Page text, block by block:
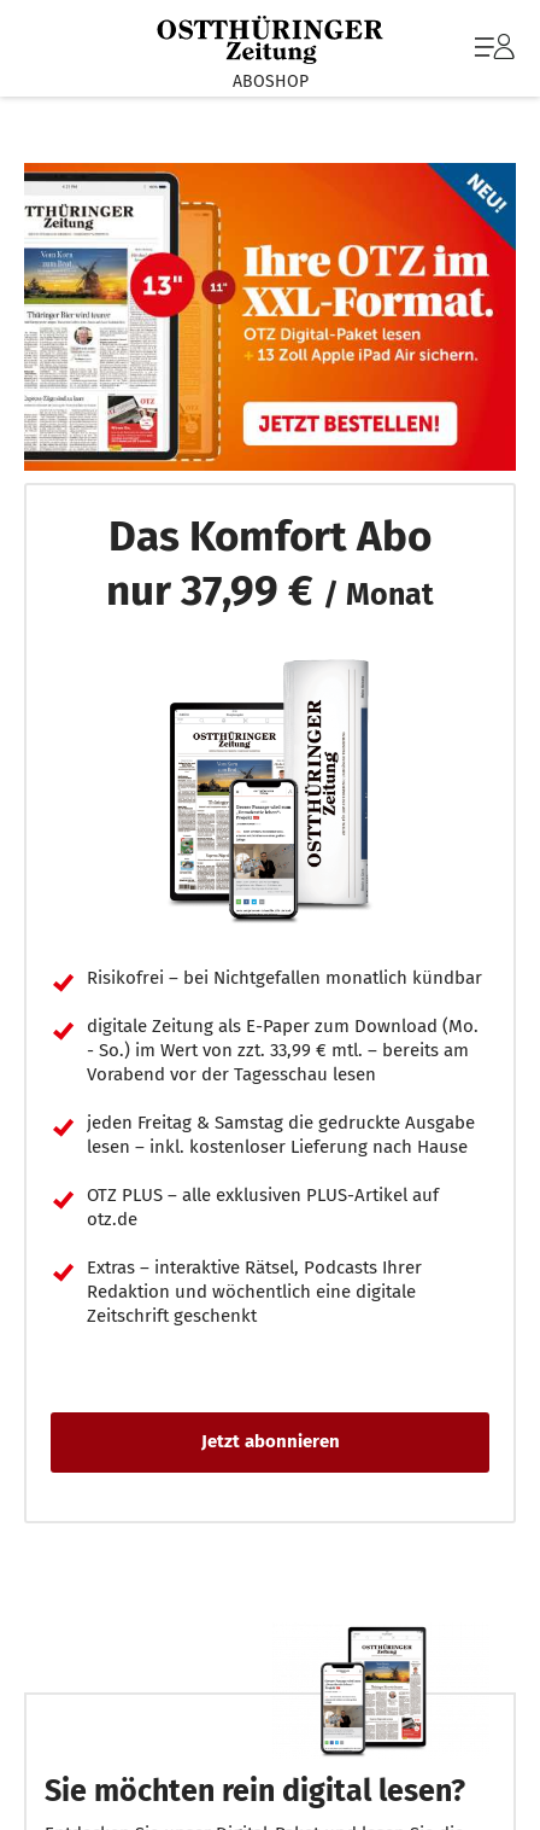
ABOSHOP
Das Komfort Abo
nur 37,99 € / Monat
Risikofrei – bei Nichtgefallen monatlich kündbar
digitale Zeitung als E-Paper zum Download (Mo.
- So.) im Wert von zzt. 33,99 € mtl. – bereits am
Vorabend vor der Tagesschau lesen
jeden Freitag & Samstag die gedruckte Ausgabe
lesen – inkl. kostenloser Lieferung nach Hause
OTZ PLUS – alle exklusiven PLUS-Artikel auf
otz.de
Extras – interaktive Rätsel, Podcasts Ihrer
Redaktion und wöchentlich eine digitale
Zeitschrift geschenkt
Sie möchten rein digital lesen?